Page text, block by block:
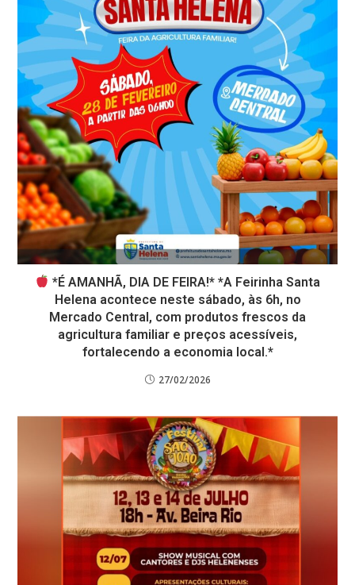
*É AMANHÃ, DIA DE FEIRA!* *A Feirinha Santa
Helena acontece neste sábado, às 6h, no
Mercado Central, com produtos frescos da
agricultura familiar e preços acessíveis,
fortalecendo a economia local.*
27/02/2026